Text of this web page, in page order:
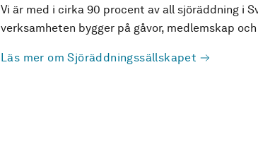
Vi är med i cirka 90 procent av all sjöräddning i
verksamheten bygger på gåvor, medlemskap
Läs mer om Sjöräddningssällskapet